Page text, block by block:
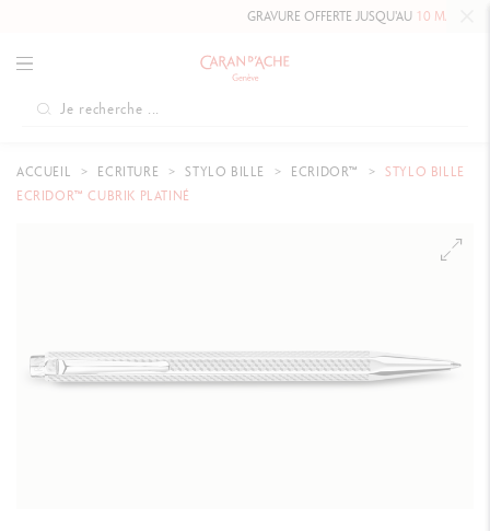
GRAVURE OFFERTE JUSQU'AU10 MAI 2026
ACCUEIL ECRITURE STYLO BILLE ECRIDOR™
STYLO BILLE
ECRIDOR™ CUBRIK PLATINÉ